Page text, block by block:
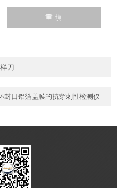
刀
封口铝箔盖膜的抗穿刺性检测仪